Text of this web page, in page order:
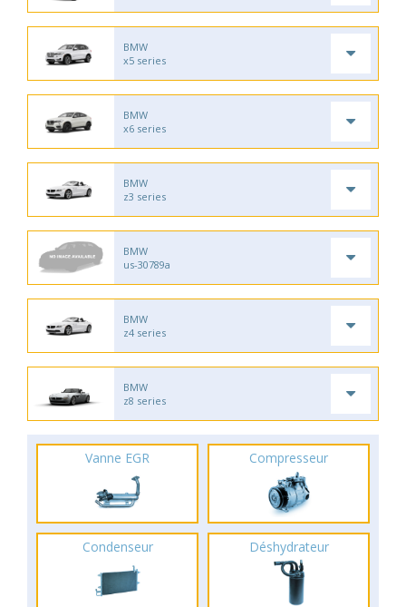
BMW
x5 series
BMW
x6 series
BMW
z3 series
BMW
us-30789a
BMW
z4 series
BMW
z8 series
Vanne EGR Compresseur
Condenseur Déshydrateur